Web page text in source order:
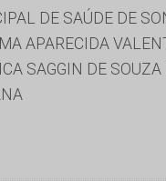
DE SAÚDE DE
APARECIDA
SAGGIN DE